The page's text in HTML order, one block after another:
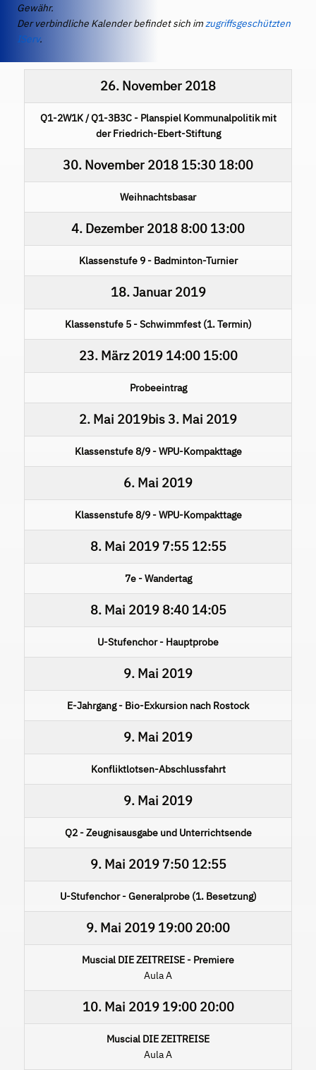
Gewähr.
Der verbindliche Kalender befindet sich imzugriffsgeschützten
IServ.
26. November 2018
Q1-2W1K / Q1-3B3C - Planspiel Kommunalpolitik mit
der Friedrich-Ebert-Stiftung
30. November 2018 15:30 18:00
Weihnachtsbasar
4. Dezember 2018 8:00 13:00
Klassenstufe 9 - Badminton-Turnier
18. Januar 2019
Klassenstufe 5 - Schwimmfest (1. Termin)
23. März 201914:00 15:00
Probeeintrag
2. Mai 2019bis3. Mai 2019
Klassenstufe 8/9 - WPU-Kompakttage
6. Mai 2019
Klassenstufe 8/9 - WPU-Kompakttage
8. Mai 20197:55 12:55
7e - Wandertag
8. Mai 20198:40 14:05
U-Stufenchor - Hauptprobe
9. Mai 2019
E-Jahrgang - Bio-Exkursion nach Rostock
9. Mai 2019
Konfliktlotsen-Abschlussfahrt
9. Mai 2019
Q2 - Zeugnisausgabe und Unterrichtsende
9. Mai 20197:50 12:55
U-Stufenchor - Generalprobe (1. Besetzung)
9. Mai 2019 19:00 20:00
Muscial DIE ZEITREISE - Premiere
Aula A
10. Mai 201919:00 20:00
Muscial DIE ZEITREISE
Aula A